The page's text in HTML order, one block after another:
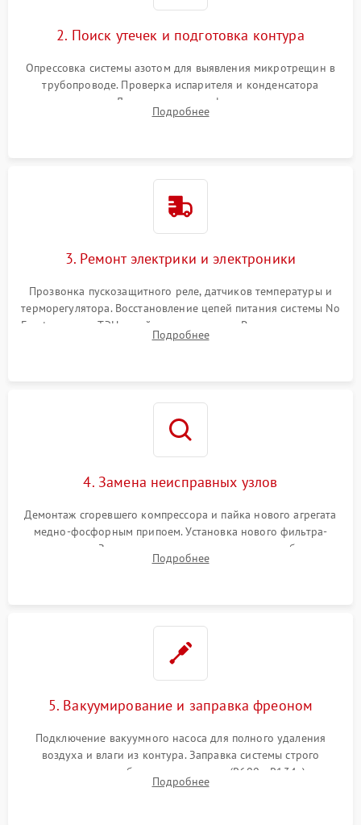
2. Поиск утечек и подготовка контура
Опрессовка системы азотом для выявления микротрещин в
трубопроводе. Проверка испарителя и конденсатора
течеискателем. Демонтаж старого фильтра-осушителя и
продувка капиллярной трубки для устранения засоров.
Подробнее
3. Ремонт электрики и электроники
Прозвонка пускозащитного реле, датчиков температуры и
терморегулятора. Восстановление цепей питания системы No
Frost, включая ТЭН оттайки и вентилятор. Ремонт или замена
платы управления при сбоях алгоритмов.
Подробнее
4. Замена неисправных узлов
Демонтаж сгоревшего компрессора и пайка нового агрегата
медно-фосфорным припоем. Установка нового фильтра-
осушителя. Замена изношенных вентиляторов обдува,
сломанных заслонок или поврежденных дверных петель.
Подробнее
5. Вакуумирование и заправка фреоном
Подключение вакуумного насоса для полного удаления
воздуха и влаги из контура. Заправка системы строго
дозированным объемом хладагента (R600a, R134a) по
электронным весам. Контроль рабочего давления в системе.
Подробнее